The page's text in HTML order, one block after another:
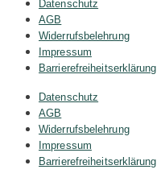
Datenschutz
AGB
Widerrufsbelehrung
Impressum
Barrierefreiheitserklärung
Datenschutz
AGB
Widerrufsbelehrung
Impressum
Barrierefreiheitserklärung